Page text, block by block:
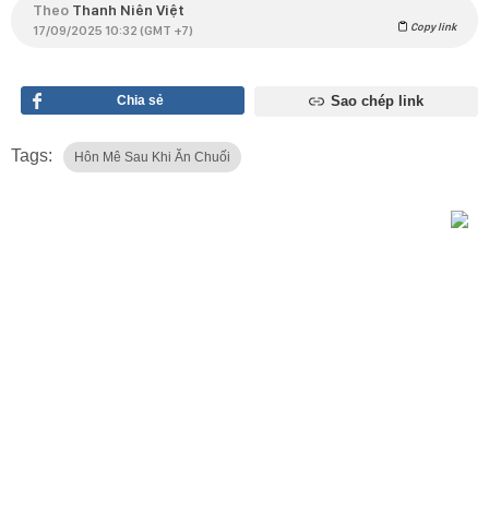
Theo Thanh Niên Việt
17/09/2025 10:32 (GMT +7) Copy link
Chia sẻ Sao chép link
Tags: Hôn Mê Sau Khi Ăn Chuối